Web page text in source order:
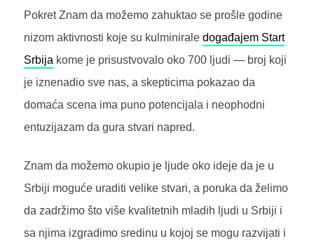
Pokret Znam da možemo zahuktao se prošle godine
nizom aktivnosti koje su kulminirale događajem Start
Srbija kome je prisustvovalo oko 700 ljudi — broj koji
je iznenadio sve nas, a skepticima pokazao da
domaća scena ima puno potencijala i neophodni
entuzijazam da gura stvari napred.
Znam da možemo okupio je ljude oko ideje da je u
Srbiji moguće uraditi velike stvari, a poruka da želimo
da zadržimo što više kvalitetnih mladih ljudi u Srbiji i
sa njima izgradimo sredinu u kojoj se mogu razvijati i